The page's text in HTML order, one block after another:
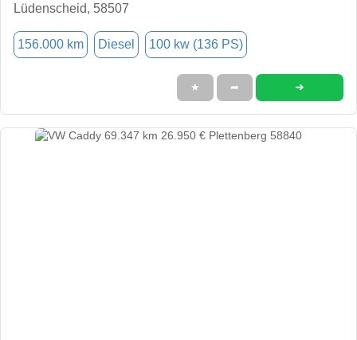
Lüdenscheid, 58507
156.000 km Diesel 100 kw (136 PS)
★ ➦ ➜